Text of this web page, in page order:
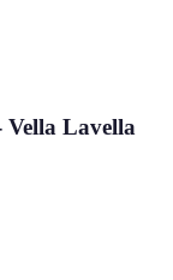
Vella Lavella